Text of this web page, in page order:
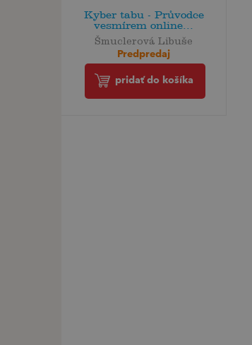
Kyber tabu - Průvodce
vesmírem online...
Šmuclerová Libuše
Predpredaj
pridať do košíka